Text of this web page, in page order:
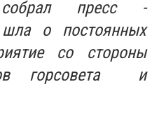
пресс -
о постоянных
со стороны
горсовета и